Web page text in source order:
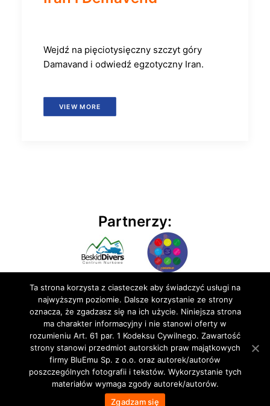
Wejdź na pięciotysięczny szczyt góry
Damavand i odwiedź egzotyczny Iran.
VIEW MORE
Partnerzy:
© 2020 BluEmu sp. z o.o. Wszelkie prawa zastrzeżone
Ta strona korzysta z ciasteczek aby świadczyć usługi na
najwyższym poziomie. Dalsze korzystanie ze strony
oznacza, że zgadzasz się na ich użycie. Niniejsza strona
ma charakter informacyjny i nie stanowi oferty w
rozumieniu Art. 61 par. 1 Kodeksu Cywilnego. Zawartość
strony stanowi przedmiot autorskich praw majątkowych
firmy BluEmu Sp. z o.o. oraz autorek/autorów
poszczególnych fotografii i tekstów. Wykorzystanie tych
materiałów wymaga zgody autorek/autorów.
Zgadzam się